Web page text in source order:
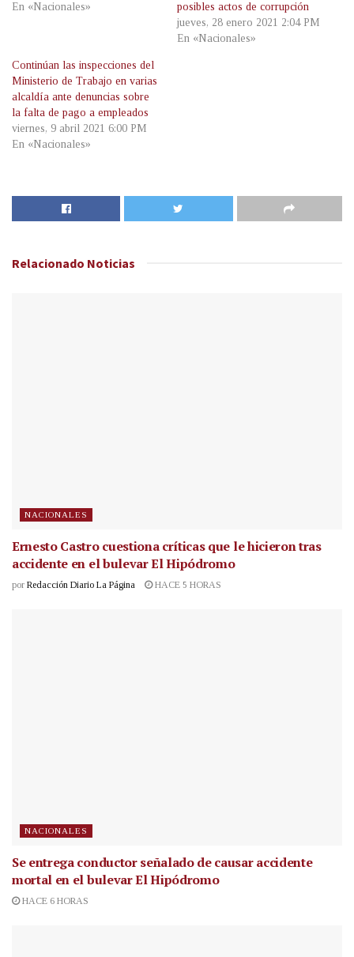
En «Nacionales»
posibles actos de corrupción
jueves, 28 enero 2021 2:04 PM
En «Nacionales»
Continúan las inspecciones del
Ministerio de Trabajo en varias
alcaldía ante denuncias sobre
la falta de pago a empleados
viernes, 9 abril 2021 6:00 PM
En «Nacionales»
Relacionado Noticias
NACIONALES
Ernesto Castro cuestiona críticas que le hicieron tras
accidente en el bulevar El Hipódromo
por Redacción Diario La Página HACE 5 HORAS
NACIONALES
Se entrega conductor señalado de causar accidente
mortal en el bulevar El Hipódromo
HACE 6 HORAS